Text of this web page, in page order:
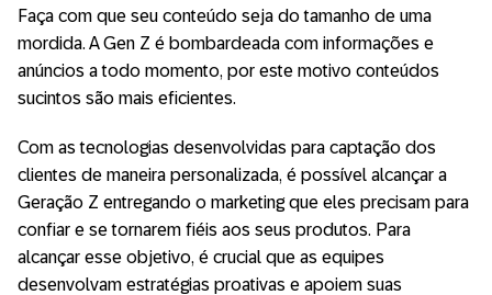
Faça com que seu conteúdo seja do tamanho de uma
mordida. A Gen Z é bombardeada com informações e
anúncios a todo momento, por este motivo conteúdos
sucintos são mais eficientes.
Com as tecnologias desenvolvidas para captação dos
clientes de maneira personalizada, é possível alcançar a
Geração Z entregando o marketing que eles precisam para
confiar e se tornarem fiéis aos seus produtos. Para
alcançar esse objetivo, é crucial que as equipes
desenvolvam estratégias proativas e apoiem suas